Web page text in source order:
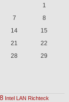
1
7
8
14
15
21
22
28
29
Intel LAN Richteck